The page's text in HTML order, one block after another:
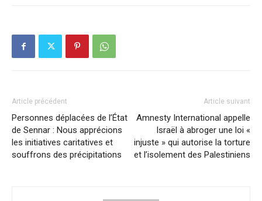
Article précédent
Personnes déplacées de l’État
de Sennar : Nous apprécions
les initiatives caritatives et
souffrons des précipitations
Article suivant
Amnesty International appelle
Israël à abroger une loi «
injuste » qui autorise la torture
et l’isolement des Palestiniens